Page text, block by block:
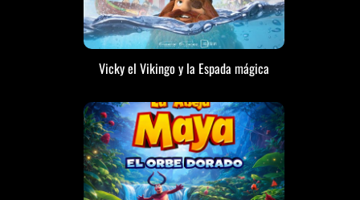
Vicky el Vikingo y la Espada mágica